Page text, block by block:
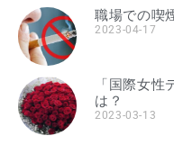
職場での喫
2023-04-17
「国際女
は？
2023-03-13